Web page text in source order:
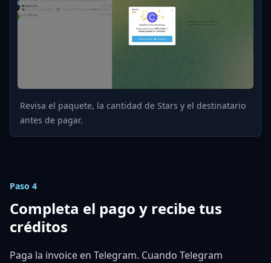
Revisa el paquete, la cantidad de Stars y el destinatario
antes de pagar.
Paso 4
Completa el pago y recibe tus
créditos
Paga la invoice en Telegram. Cuando Telegram